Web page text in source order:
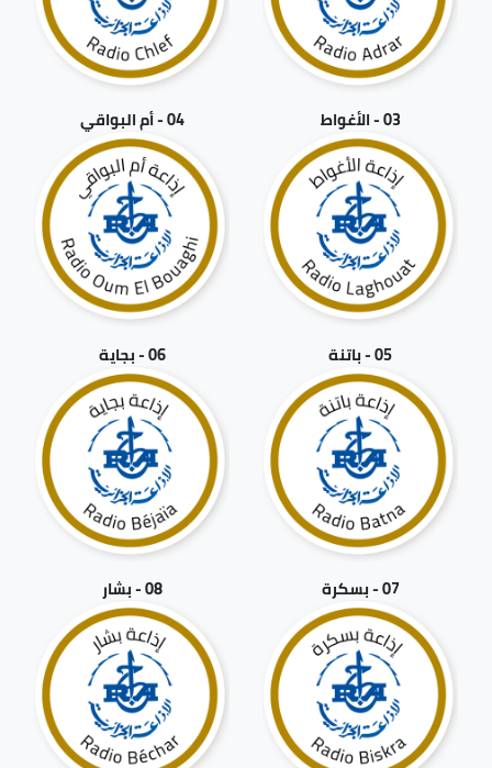
03 - الأغواط 04 - أم البواقي
05 - باتنة 06 - بجاية
07 - بسكرة 08 - بشار